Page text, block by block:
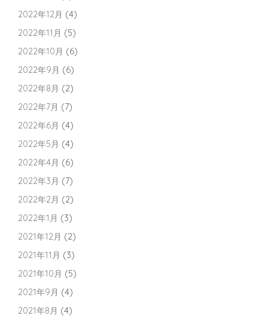
2022年12月 (4)
2022年11月 (5)
2022年10月 (6)
2022年9月 (6)
2022年8月 (2)
2022年7月 (7)
2022年6月 (4)
2022年5月 (4)
2022年4月 (6)
2022年3月 (7)
2022年2月 (2)
2022年1月 (3)
2021年12月 (2)
2021年11月 (3)
2021年10月 (5)
2021年9月 (4)
2021年8月 (4)